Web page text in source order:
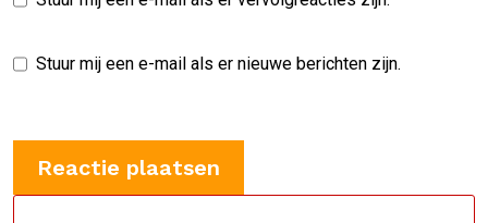
Stuur mij een e-mail als er nieuwe berichten zijn.